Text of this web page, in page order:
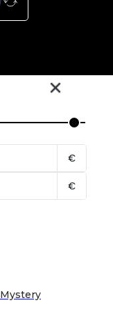
€
€
Mystery